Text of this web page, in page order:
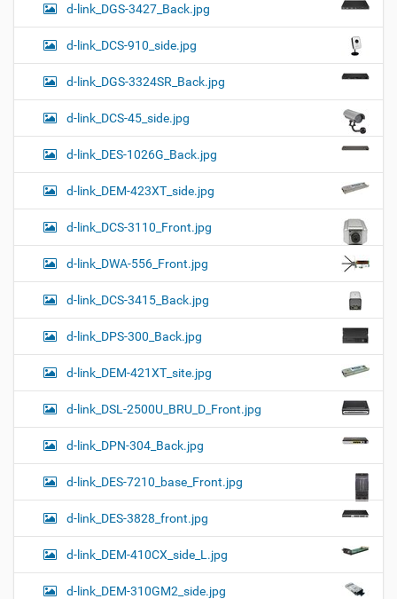
d-link_DGS-3427_Back.jpg
d-link_DCS-910_side.jpg
d-link_DGS-3324SR_Back.jpg
d-link_DCS-45_side.jpg
d-link_DES-1026G_Back.jpg
d-link_DEM-423XT_side.jpg
d-link_DCS-3110_Front.jpg
d-link_DWA-556_Front.jpg
d-link_DCS-3415_Back.jpg
d-link_DPS-300_Back.jpg
d-link_DEM-421XT_site.jpg
d-link_DSL-2500U_BRU_D_Front.jpg
d-link_DPN-304_Back.jpg
d-link_DES-7210_base_Front.jpg
d-link_DES-3828_front.jpg
d-link_DEM-410CX_side_L.jpg
d-link_DEM-310GM2_side.jpg